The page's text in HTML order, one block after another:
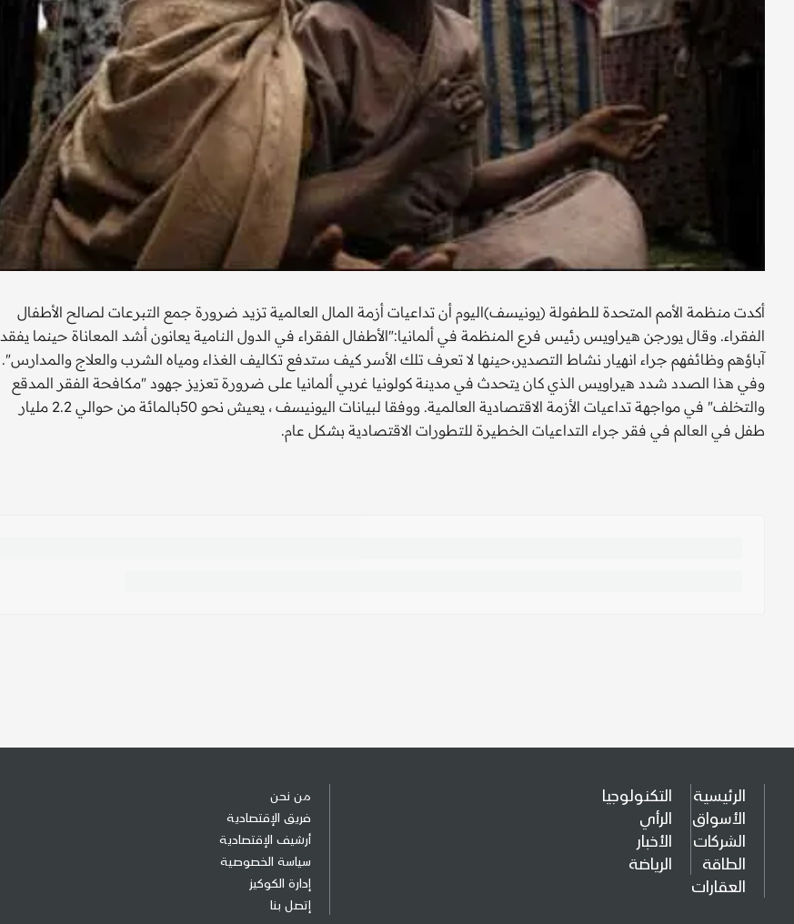
أكدت منظمة الأمم المتحدة للطفولة (يونيسف)اليوم أن تداعيات أزمة المال العالمية تزيد ضرورة جمع التبرعات لصالح الأطفال
الفقراء. وقال يورجن هيراويس رئيس فرع المنظمة في ألمانيا:"الأطفال الفقراء في الدول النامية يعانون أشد المعاناة حينما يفقد
آباؤهم وظائفهم جراء انهيار نشاط التصدير،حينها لا تعرف تلك الأسر كيف ستدفع تكاليف الغذاء ومياه الشرب والعلاج والمدارس".
وفي هذا الصدد شدد هيراويس الذي كان يتحدث في مدينة كولونيا غربي ألمانيا على ضرورة تعزيز جهود "مكافحة الفقر المدقع
والتخلف" في مواجهة تداعيات الأزمة الاقتصادية العالمية. ووفقا لبيانات اليونيسف ، يعيش نحو 50بالمائة من حوالي 2.2 مليار
طفل في العالم في فقر جراء التداعيات الخطيرة للتطورات الاقتصادية بشكل عام.
الرئيسية
الأسواق
الشركات
الطاقة
العقارات
التكنولوجيا
الرأي
الأخبار
الرياضة
من نحن
فريق الإقتصادية
أرشيف الإقتصادية
سياسة الخصوصية
إدارة الكوكيز
إتصل بنا